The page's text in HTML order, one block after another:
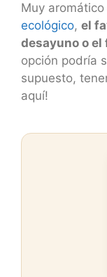
Muy aromático
ecológico, el
desayuno o el
opción podría
supuesto,
aquí!